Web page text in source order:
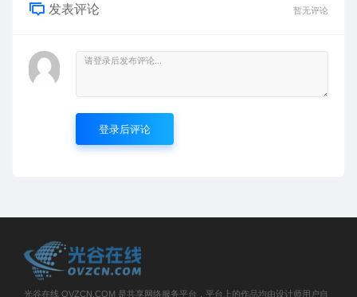
发表评论 暂无评论
登录后评论
光谷在线 OVZCN.COM 是共享网络服务平台，平台上的作品均由设计师用户自